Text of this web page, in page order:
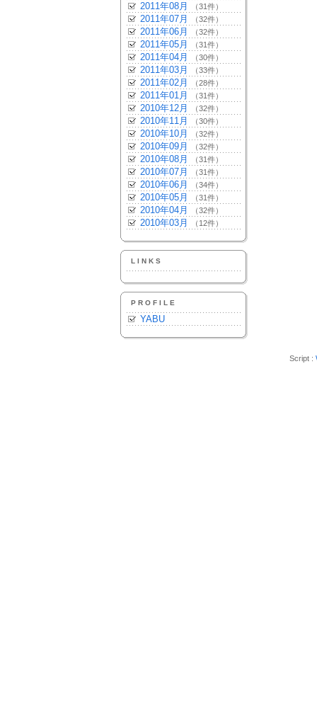
2011年08月 （31件）
2011年07月 （32件）
2011年06月 （32件）
2011年05月 （31件）
2011年04月 （30件）
2011年03月 （33件）
2011年02月 （28件）
2011年01月 （31件）
2010年12月 （32件）
2010年11月 （30件）
2010年10月 （32件）
2010年09月 （32件）
2010年08月 （31件）
2010年07月 （31件）
2010年06月 （34件）
2010年05月 （31件）
2010年04月 （32件）
2010年03月 （12件）
LINKS
PROFILE
YABU
Script :